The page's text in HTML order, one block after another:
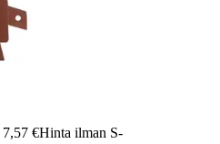
7,57 €Hinta ilman S-